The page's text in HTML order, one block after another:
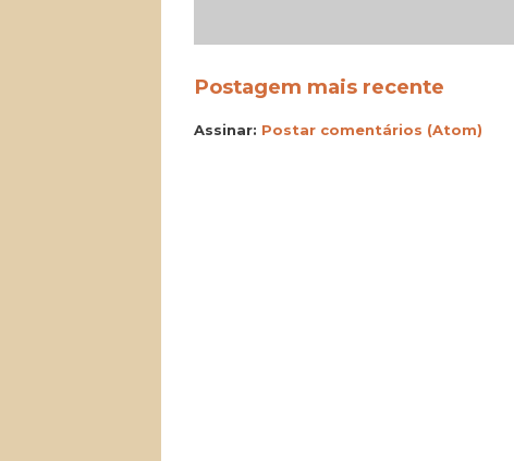
Postagem mais recente
Assinar: Postar comentários (Atom)